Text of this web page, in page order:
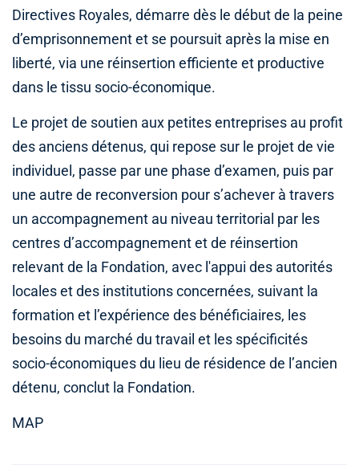
Directives Royales, démarre dès le début de la peine
d’emprisonnement et se poursuit après la mise en
liberté, via une réinsertion efficiente et productive
dans le tissu socio-économique.
Le projet de soutien aux petites entreprises au profit
des anciens détenus, qui repose sur le projet de vie
individuel, passe par une phase d’examen, puis par
une autre de reconversion pour s’achever à travers
un accompagnement au niveau territorial par les
centres d’accompagnement et de réinsertion
relevant de la Fondation, avec l'appui des autorités
locales et des institutions concernées, suivant la
formation et l’expérience des bénéficiaires, les
besoins du marché du travail et les spécificités
socio-économiques du lieu de résidence de l’ancien
détenu, conclut la Fondation.
MAP